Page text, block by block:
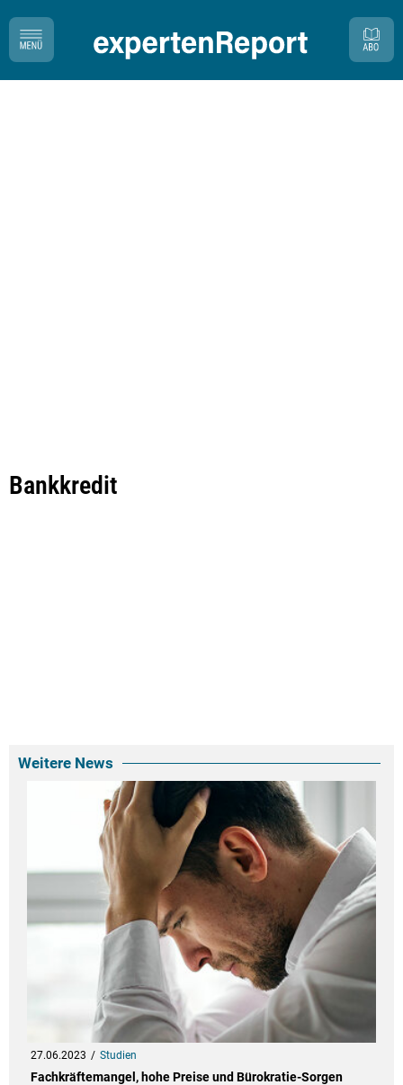
Bankkredit
Weitere News
27.06.2023 Studien
Fachkräftemangel, hohe Preise und Bürokratie-Sorgen